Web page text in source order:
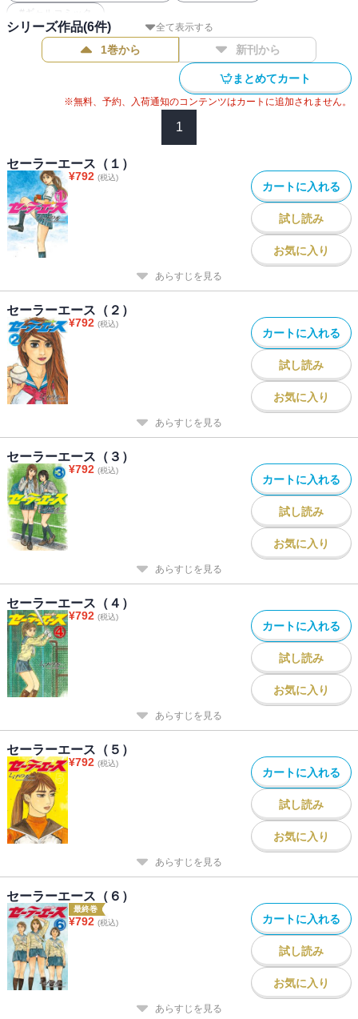
# ギャルコミック
全て表示する
シリーズ作品(6件)
1巻から 新刊から
まとめてカート
※無料、予約、入荷通知のコンテンツはカートに追加されません。
1
セーラーエース（１）
¥792 (税込)
カートに入れる
試し読み
お気に入り
あらすじを見る
セーラーエース（２）
¥792 (税込)
カートに入れる
試し読み
お気に入り
あらすじを見る
セーラーエース（３）
¥792 (税込)
カートに入れる
試し読み
お気に入り
あらすじを見る
セーラーエース（４）
¥792 (税込)
カートに入れる
試し読み
お気に入り
あらすじを見る
セーラーエース（５）
¥792 (税込)
カートに入れる
試し読み
お気に入り
あらすじを見る
セーラーエース（６）
最終巻
¥792 (税込) カートに入れる
試し読み
お気に入り
あらすじを見る